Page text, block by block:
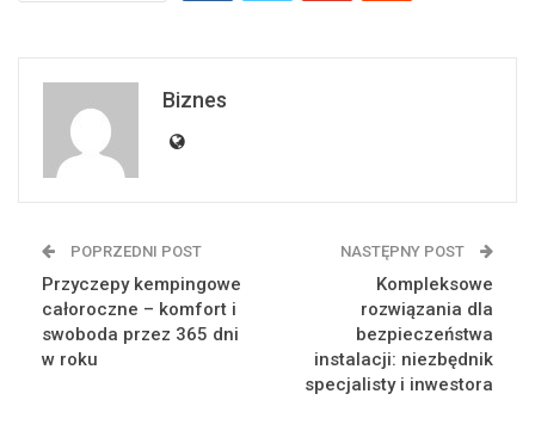
Biznes
POPRZEDNI POST
Przyczepy kempingowe
całoroczne – komfort i
swoboda przez 365 dni
w roku
NASTĘPNY POST
Kompleksowe
rozwiązania dla
bezpieczeństwa
instalacji: niezbędnik
specjalisty i inwestora